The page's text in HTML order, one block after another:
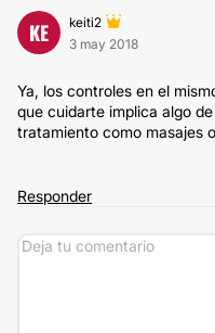
KE
keiti2
3 may 2018
Ya, los controles en el
que cuidarte implica algo
tratamiento como masajes
Responder